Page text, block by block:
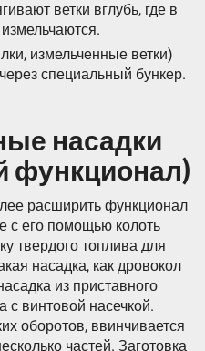
ветки вглубь, где в
измельченные ветки)
специальный бункер.
насадки
функционал)
расширить функционал
с его помощью колоть
твердого топлива для
насадка, как дровокол
из приставного
с винтовой насечкой.
оборотов, ввинчивается
частей. Заготовка